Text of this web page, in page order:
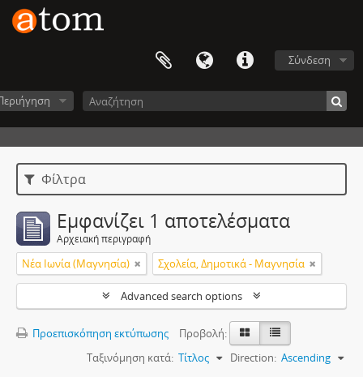
Σύνδεση
Φίλτρα
Εμφανίζει 1 αποτελέσματα
Αρχειακή περιγραφή
Νέα Ιωνία (Μαγνησία) Σχολεία, Δημοτικά - Μαγνησία
Advanced search options
Προεπισκόπηση εκτύπωσης
Προβολή:
Ταξινόμηση κατά: Τίτλος Direction: Ascending